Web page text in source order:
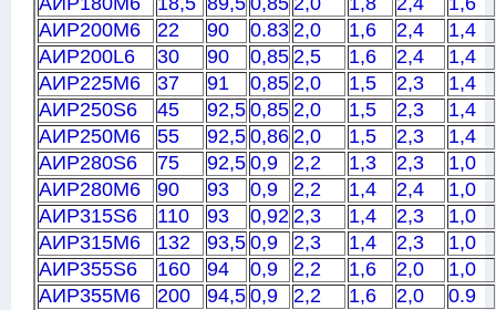
АИР200M6
22 90 0.83 2,0 1,6 2,4
1,4
АИР200L6
30 90 0,85 2,5 1,6 2,4
1,4
АИР225M6
37 91 0,85 2,0 1,5 2,3
1,4
АИР250S6
45 92,5 0,85 2,0 1,5 2,3
1,4
АИР250M6
55 92,5 0,86 2,0 1,5 2,3
1,4
АИР280S6
75 92,5 0,9 2,2 1,3 2,3
1,0
АИР280M6
90 93 0,9 2,2 1,4 2,4
1,0
АИР315S6
110 93 0,92 2,3 1,4 2,3
1,0
АИР315M6
132 93,5 0,9 2,3 1,4 2,3
1,0
АИР355S6
160 94 0,9 2,2 1,6 2,0
1,0
АИР355M6
200 94,5 0,9 2,2 1,6 2,0
0.9